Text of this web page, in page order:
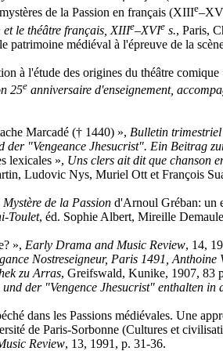
de la Passion en français (XIIIe
et le théâtre français, XIIIe–XVIe s., Paris,
patrimoine médiéval à l'épreuve de la
à l'étude des origines du théâtre comique
25e anniversaire d'enseignement,
Marcadé († 1440) », Bulletin trimestriel
"Vengeance Jhesucrist". Ein Beitrag
lexicales », Uns clers ait dit que chanson
Ludovic Nys, Muriel Ott et François
Mystère de la Passion d'Arnoul Gréban: un
Toulet, éd. Sophie Albert, Mireille
», Early Drama and Music Review, 14,
Nostreseigneur, Paris 1491,
zu Arras, Greifswald, Kunike, 1907, 83
der "Vengence Jhesucrist" enthalten
dans les Passions médiévales. Une
de Paris-Sorbonne (Cultures et
Review, 13, 1991, p. 31-36.